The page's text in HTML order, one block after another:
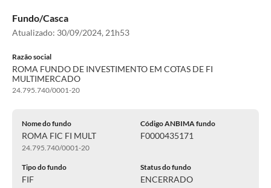
Fundo/Casca
Atualizado: 30/09/2024, 21h53
Razão social
ROMA FUNDO DE INVESTIMENTO EM COTAS DE FI
MULTIMERCADO
24.795.740/0001-20
Nome do fundo
ROMA FIC FI MULT
24.795.740/0001-20
Código ANBIMA fundo
F0000435171
Tipo do fundo
FIF
Status do fundo
ENCERRADO